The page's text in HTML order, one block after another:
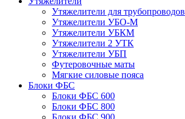
Утяжелители для трубопроводов
Утяжелители УБО-М
Утяжелители УБКМ
Утяжелители 2 УТК
Утяжелители УБП
Футеровочные маты
Мягкие силовые пояса
Блоки ФБС
Блоки ФБС 600
Блоки ФБС 800
Блоки ФБС 900